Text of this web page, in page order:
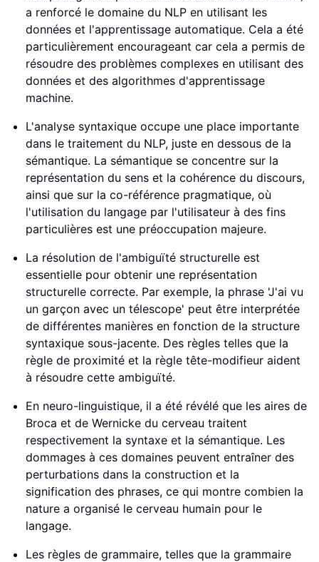
a renforcé le domaine du NLP en utilisant les
données et l'apprentissage automatique. Cela a été
particulièrement encourageant car cela a permis de
résoudre des problèmes complexes en utilisant des
données et des algorithmes d'apprentissage
machine.
L'analyse syntaxique occupe une place importante
dans le traitement du NLP, juste en dessous de la
sémantique. La sémantique se concentre sur la
représentation du sens et la cohérence du discours,
ainsi que sur la co-référence pragmatique, où
l'utilisation du langage par l'utilisateur à des fins
particulières est une préoccupation majeure.
La résolution de l'ambiguïté structurelle est
essentielle pour obtenir une représentation
structurelle correcte. Par exemple, la phrase 'J'ai vu
un garçon avec un télescope' peut être interprétée
de différentes manières en fonction de la structure
syntaxique sous-jacente. Des règles telles que la
règle de proximité et la règle tête-modifieur aident
à résoudre cette ambiguïté.
En neuro-linguistique, il a été révélé que les aires de
Broca et de Wernicke du cerveau traitent
respectivement la syntaxe et la sémantique. Les
dommages à ces domaines peuvent entraîner des
perturbations dans la construction et la
signification des phrases, ce qui montre combien la
nature a organisé le cerveau humain pour le
langage.
Les règles de grammaire, telles que la grammaire